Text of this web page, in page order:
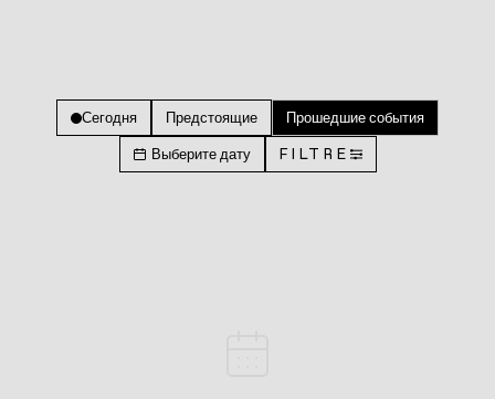
Сегодня Предстоящие Прошедшие события
Выберите дату FILTRE